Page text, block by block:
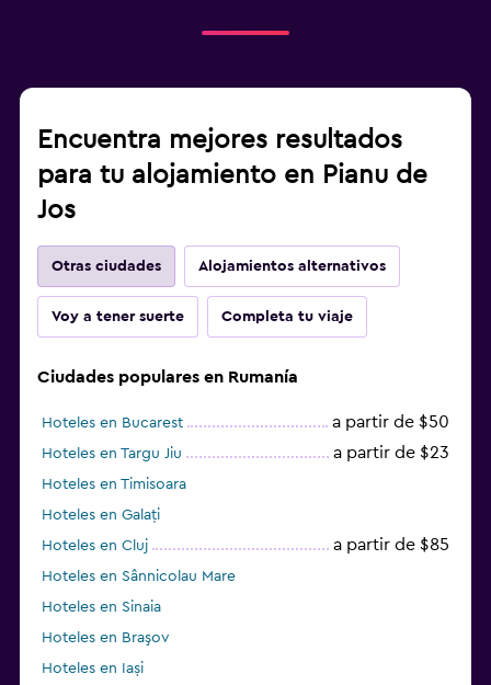
Encuentra mejores resultados
para tu alojamiento en Pianu de
Jos
Otras ciudades Alojamientos alternativos
Voy a tener suerte Completa tu viaje
Ciudades populares en Rumanía
Hoteles en Bucarest a partir de $50
Hoteles en Targu Jiu a partir de $23
Hoteles en Timisoara
Hoteles en Galați
Hoteles en Cluj
a partir de $85
Hoteles en Sânnicolau Mare
Hoteles en Sinaia
Hoteles en Braşov
Hoteles en Iași